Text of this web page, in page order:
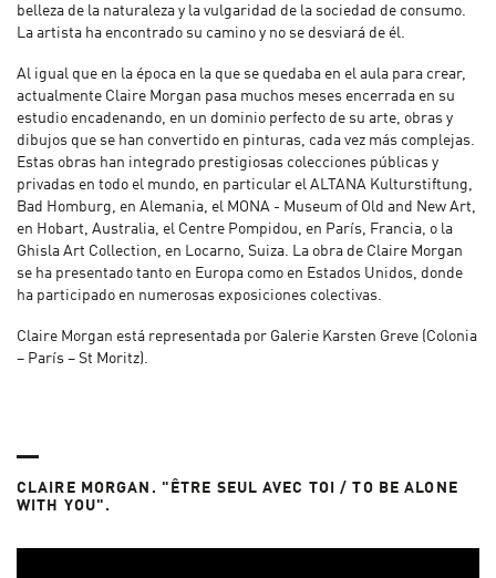
belleza de la naturaleza y la vulgaridad de la sociedad de consumo.
La artista ha encontrado su camino y no se desviará de él.
Al igual que en la época en la que se quedaba en el aula para crear,
actualmente Claire Morgan pasa muchos meses encerrada en su
estudio encadenando, en un dominio perfecto de su arte, obras y
dibujos que se han convertido en pinturas, cada vez más complejas.
Estas obras han integrado prestigiosas colecciones públicas y
privadas en todo el mundo, en particular el ALTANA Kulturstiftung,
Bad Homburg, en Alemania, el MONA - Museum of Old and New Art,
en Hobart, Australia, el Centre Pompidou, en París, Francia, o la
Ghisla Art Collection, en Locarno, Suiza. La obra de Claire Morgan
se ha presentado tanto en Europa como en Estados Unidos, donde
ha participado en numerosas exposiciones colectivas.
Claire Morgan está representada por Galerie Karsten Greve (Colonia
– París – St Moritz).
CLAIRE MORGAN. "ÊTRE SEUL AVEC TOI / TO BE ALONE
WITH YOU".